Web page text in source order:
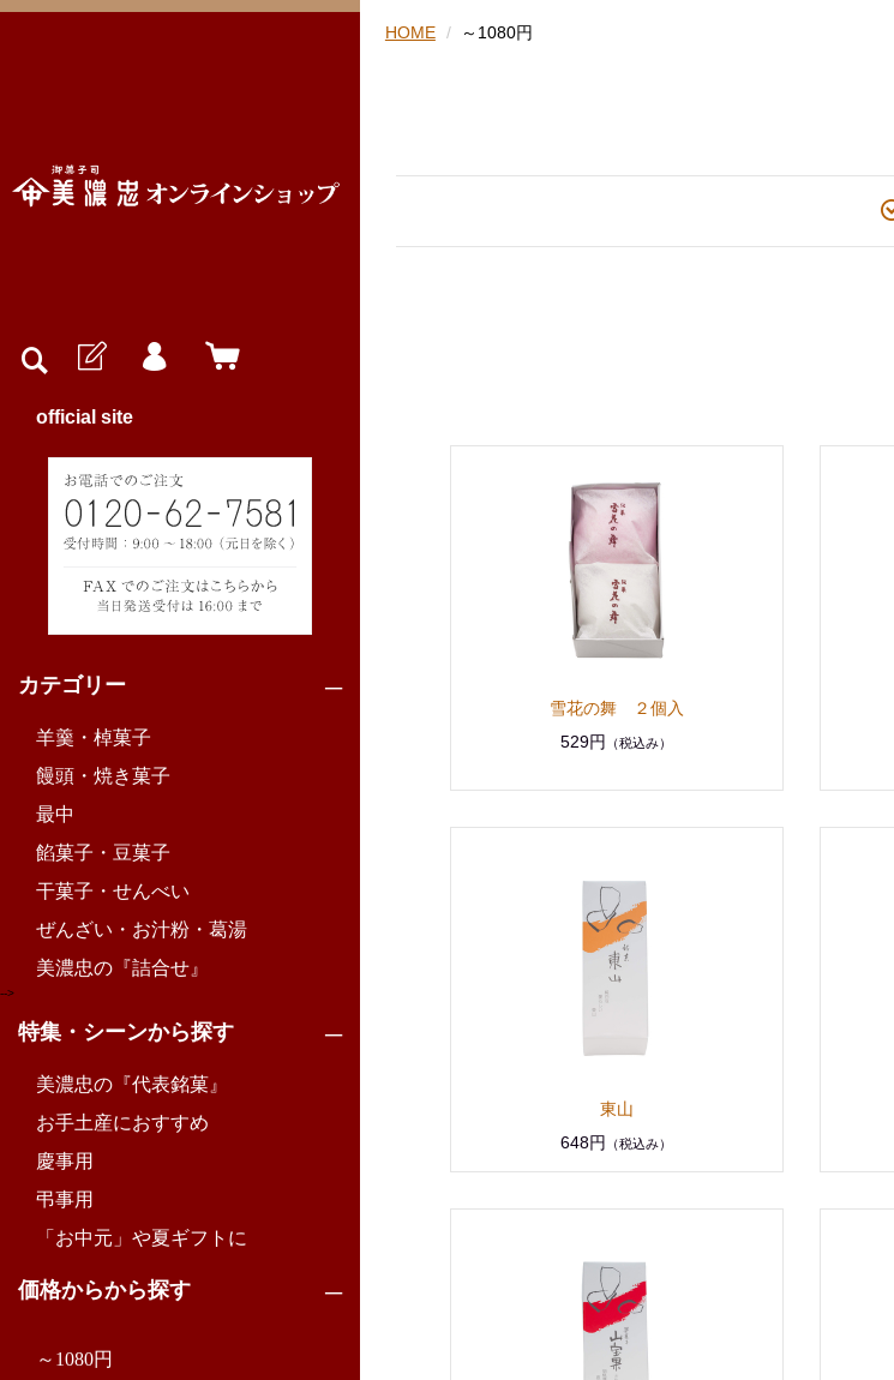
official site
カテゴリー
羊羹・棹菓子
饅頭・焼き菓子
最中
餡菓子・豆菓子
干菓子・せんべい
ぜんざい・お汁粉・葛湯
美濃忠の『詰合せ』
-->
特集・シーンから探す
美濃忠の『代表銘菓』
お手土産におすすめ
慶事用
弔事用
「お中元」や夏ギフトに
価格からから探す
～1080円
HOME ～1080円
雪花の舞 ２個入
529円
（税込み）
東山
648円
（税込み）